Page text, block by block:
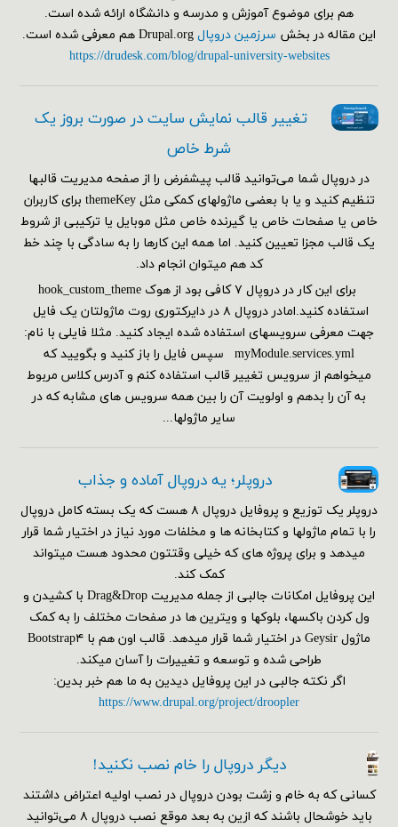
هم برای موضوع آموزش و مدرسه و دانشگاه ارائه شده است.
این مقاله در بخش سرزمین دروپالDrupal.org هم معرفی شده است.
https://drudesk.com/blog/drupal-university-websites
تغییر قالب نمایش سایت در صورت بروز یک
شرط خاص
در دروپال شما می‌توانید قالب پیشفرض را از صفحه مدیریت قالبها
تنظیم کنید و یا با بعضی ماژولهای کمکی مثل themeKey برای کاربران
خاص یا صفحات خاص یا گیرنده خاص مثل موبایل یا ترکیبی از شروط
یک قالب مجزا تعیین کنید. اما همه این کارها را به سادگی با چند خط
کد هم می‎توان انجام داد.
برای این کار در دروپال ۷ کافی بود از هوک hook_custom_theme
استفاده کنید.امادر دروپال ۸ در دایرکتوری روت ماژولتان یک فایل
جهت معرفی سرویسهای استفاده شده ایجاد کنید. مثلا فایلی با نام:
myModule.services.yml سپس فایل را باز کنید و بگویید که
میخواهم از سرویس تغییر قالب استفاده کنم و آدرس کلاس مربوط
به آن را بدهم و اولویت آن را بین همه سرویس های مشابه که در
سایر ماژولها...
دروپلر؛ یه دروپال آماده و جذاب
دروپلر یک توزیع و پروفایل دروپال ۸ هست که یک بسته کامل دروپال
را با تمام ماژولها و کتابخانه ها و مخلفات مورد نیاز در اختیار شما قرار
میدهد و برای پروژه های که خیلی وقتتون محدود هست میتواند
کمک کند.
این پروفایل امکانات جالبی از جمله مدیریت Drag&Drop با کشیدن و
ول کردن باکسها، بلوکها و ویترین ها در صفحات مختلف را به کمک
ماژول Geysir در اختیار شما قرار میدهد. قالب اون هم با Bootstrap۴
طراحی شده و توسعه و تغییرات را آسان میکند.
اگر نکته جالبی در این پروفایل دیدین به ما هم خبر بدین:
https://www.drupal.org/project/droopler
دیگر دروپال را خام نصب نکنید!
کسانی که به خام و زشت بودن دروپال در نصب اولیه اعتراض داشتند
باید خوشحال باشند که ازین به بعد موقع نصب دروپال ۸ می‌توانید